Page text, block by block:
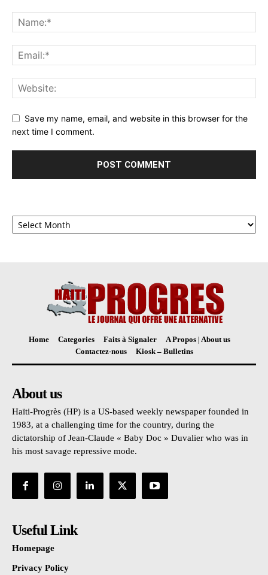
Save my name, email, and website in this browser for the
next time I comment.
Archives
Home Categories Faits à Signaler
A Propos | About us
Contactez-nous
Kiosk – Bulletins
About us
Haïti-Progrès (HP) is a US-based weekly newspaper founded in
1983, at a challenging time for the country, during the
dictatorship of Jean-Claude « Baby Doc » Duvalier who was in
his most savage repressive mode.
Useful Link
Homepage
Privacy Policy